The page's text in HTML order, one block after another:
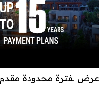
عرض لفترة محدودة مقدم 1.5% و تقسيط علي 15 سنة